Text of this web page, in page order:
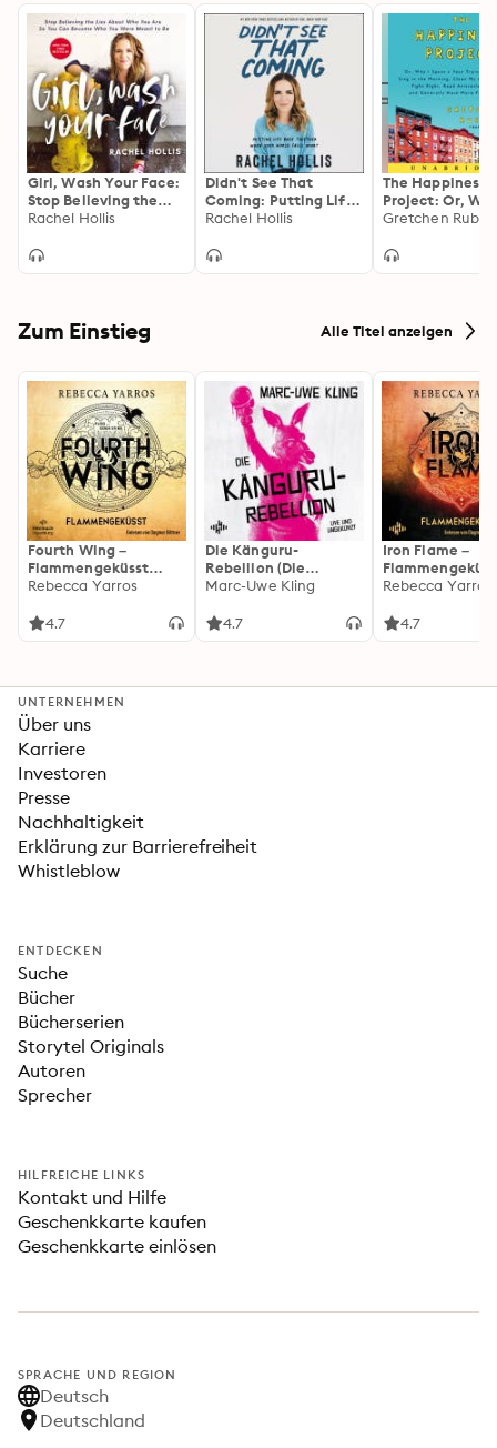
Girl, Wash Your Face:
Stop Believing the
Lies About Who You
Become Who You
Rachel Hollis
Didn't See That
Coming: Putting Life
Back Together When
Apart
Rachel Hollis
The Happiness
Project: Or,
Spent a Year
Clean My
Fun
Gretchen Rubin
Zum Einstieg Alle Titel anzeigen
Fourth Wing –
Flammengeküsst
(Flammengeküsst-
Rebecca Yarros
4.7
Die Känguru-
Rebellion (Die
Känguru-Werke 5)
Marc-Uwe Kling
4.7
Iron Flame –
heißersehnte
Rebecca Yarros
4.7
UNTERNEHMEN
Über uns
Karriere
Investoren
Presse
Nachhaltigkeit
Erklärung zur Barrierefreiheit
Whistleblow
ENTDECKEN
Suche
Bücher
Bücherserien
Storytel Originals
Autoren
Sprecher
HILFREICHE LINKS
Kontakt und Hilfe
Geschenkkarte kaufen
Geschenkkarte einlösen
SPRACHE UND REGION
Deutsch
Deutschland